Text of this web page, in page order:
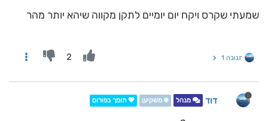
שמעתי שקרס ויקח יום יומיים לתקן מקווה שיהא יותר מהר
תגובה 1 2
דוד מנהל ❄️ משקיען 💖 תומך בפורום